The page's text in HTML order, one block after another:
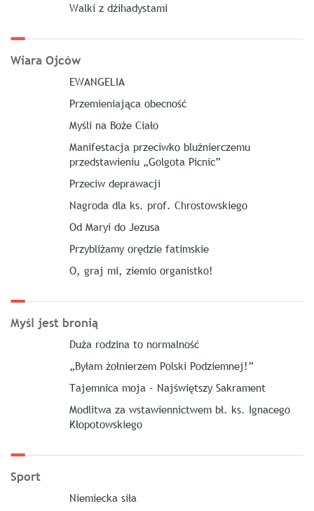
Walki z dżihadystami
Wiara Ojców
EWANGELIA
Przemieniająca obecność
Myśli na Boże Ciało
Manifestacja przeciwko bluźnierczemu
przedstawieniu „Golgota Picnic”
Przeciw deprawacji
Nagroda dla ks. prof. Chrostowskiego
Od Maryi do Jezusa
Przybliżamy orędzie fatimskie
O, graj mi, ziemio organistko!
Myśl jest bronią
Duża rodzina to normalność
„Byłam żołnierzem Polski Podziemnej!”
Tajemnica moja – Najświętszy Sakrament
Modlitwa za wstawiennictwem bł. ks. Ignacego
Kłopotowskiego
Sport
Niemiecka siła